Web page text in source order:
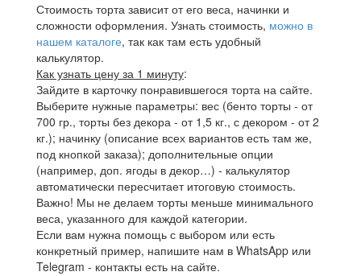
Стоимость торта зависит от его веса, начинки и
сложности оформления. Узнать стоимость, можно в
нашем каталоге, так как там есть удобный
калькулятор.
Как узнать цену за 1 минуту:
Зайдите в карточку понравившегося торта на сайте.
Выберите нужные параметры: вес (бенто торты - от
700 гр., торты без декора - от 1,5 кг., с декором - от 2
кг.); начинку (описание всех вариантов есть там же,
под кнопкой заказа); дополнительные опции
(например, доп. ягоды в декор…) - калькулятор
автоматически пересчитает итоговую стоимость.
Важно! Мы не делаем торты меньше минимального
веса, указанного для каждой категории.
Если вам нужна помощь с выбором или есть
конкретный пример, напишите нам в WhatsApp или
Telegram - контакты есть на сайте.